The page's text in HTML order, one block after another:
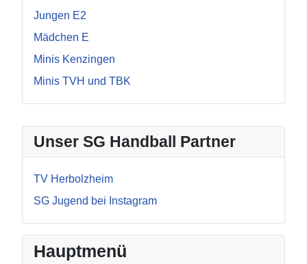
Unser SG Handball Partner
TV Herbolzheim
SG Jugend bei Instagram
Hauptmenü
Jungen E2
Mädchen E
Minis Kenzingen
Minis TVH und TBK